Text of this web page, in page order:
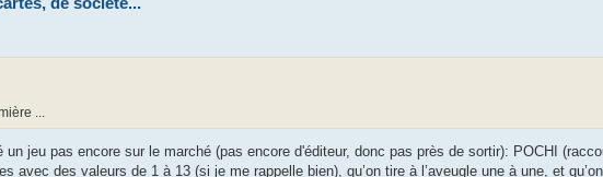
...
jeu pas encore sur le marché (pas encore d'éditeur, donc pas près de sortir): POCHI
avec des valeurs de 1 à 13 (si je me rappelle bien), qu’on tire à l’aveugle une à une, et